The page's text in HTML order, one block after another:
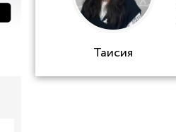
Таисия